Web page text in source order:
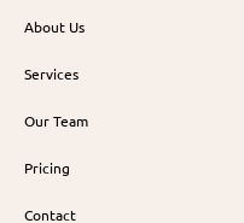
About Us
Services
Our Team
Pricing
Contact